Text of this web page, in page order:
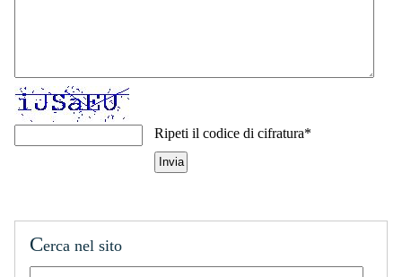
Ripeti il codice di cifratura*
Cerca nel sito